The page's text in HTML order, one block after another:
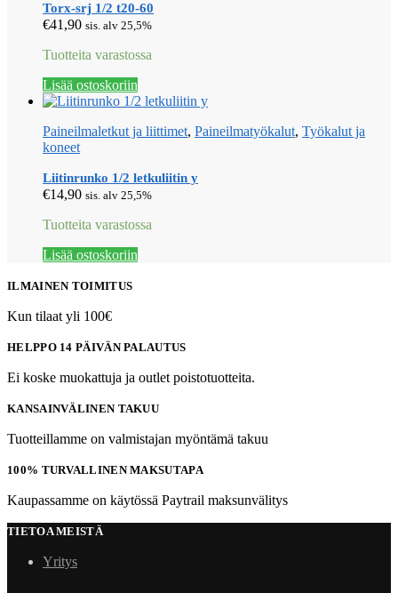
Torx-srj 1/2 t20-60
€41,90 sis. alv 25,5%
Tuotteita varastossa
Lisää ostoskoriin
Paineilmaletkut ja liittimet, Paineilmatyökalut, Työkalut ja
koneet
Liitinrunko 1/2 letkuliitin y
€14,90 sis. alv 25,5%
Tuotteita varastossa
Lisää ostoskoriin
ILMAINEN TOIMITUS
Kun tilaat yli 100€
HELPPO 14 PÄIVÄN PALAUTUS
Ei koske muokattuja ja outlet poistotuotteita.
KANSAINVÄLINEN TAKUU
Tuotteillamme on valmistajan myöntämä takuu
100% TURVALLINEN MAKSUTAPA
Kaupassamme on käytössä Paytrail maksunvälitys
TIETOA MEISTÄ
Yritys